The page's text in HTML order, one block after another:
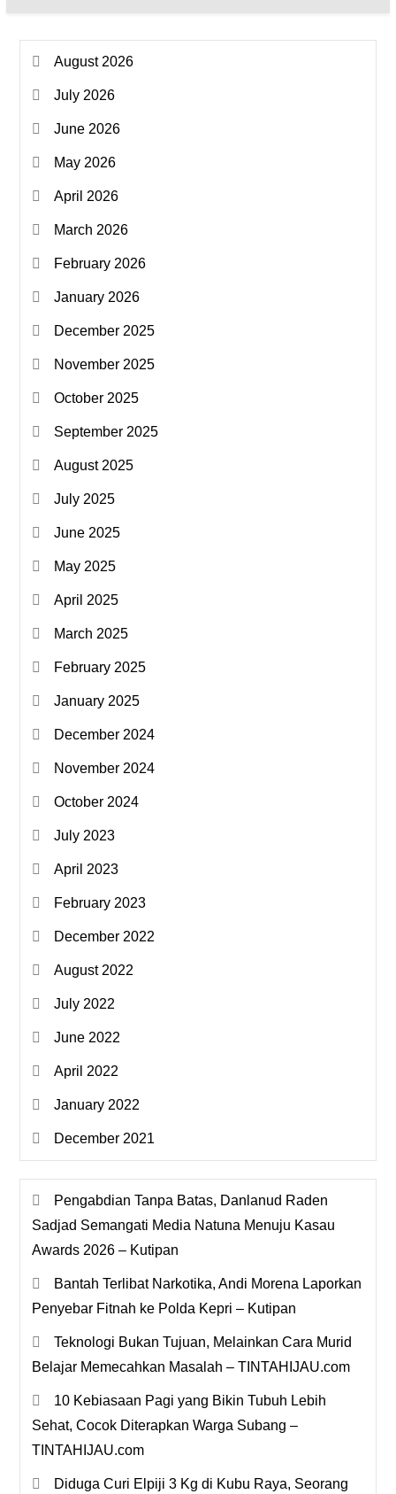
August 2026
July 2026
June 2026
May 2026
April 2026
March 2026
February 2026
January 2026
December 2025
November 2025
October 2025
September 2025
August 2025
July 2025
June 2025
May 2025
April 2025
March 2025
February 2025
January 2025
December 2024
November 2024
October 2024
July 2023
April 2023
February 2023
December 2022
August 2022
July 2022
June 2022
April 2022
January 2022
December 2021
Pengabdian Tanpa Batas, Danlanud Raden
Sadjad Semangati Media Natuna Menuju Kasau
Awards 2026 – Kutipan
Bantah Terlibat Narkotika, Andi Morena Laporkan
Penyebar Fitnah ke Polda Kepri – Kutipan
Teknologi Bukan Tujuan, Melainkan Cara Murid
Belajar Memecahkan Masalah – TINTAHIJAU.com
10 Kebiasaan Pagi yang Bikin Tubuh Lebih
Sehat, Cocok Diterapkan Warga Subang –
TINTAHIJAU.com
Diduga Curi Elpiji 3 Kg di Kubu Raya, Seorang